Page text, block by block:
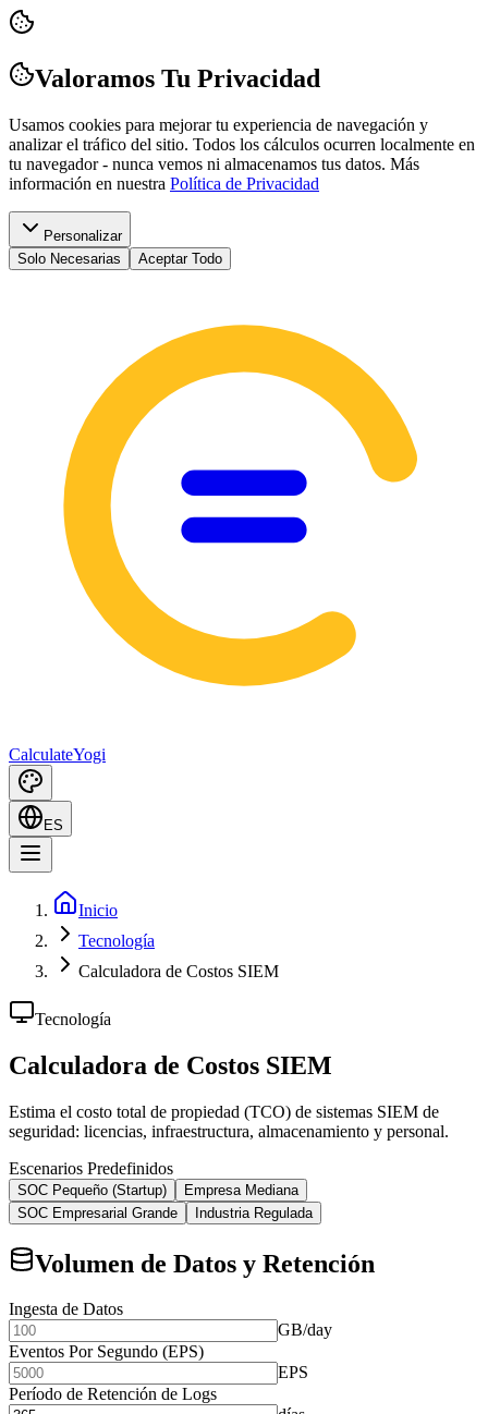
Valoramos Tu Privacidad
Usamos cookies para mejorar tu experiencia de navegación y
analizar el tráfico del sitio. Todos los cálculos ocurren localmente en
tu navegador - nunca vemos ni almacenamos tus datos. Más
información en nuestra Política de Privacidad
Personalizar
Solo Necesarias
Aceptar Todo
CalculateYogi
ES
Inicio
Tecnología
Calculadora de Costos SIEM
Tecnología
Calculadora de Costos SIEM
Estima el costo total de propiedad (TCO) de sistemas SIEM de
seguridad: licencias, infraestructura, almacenamiento y personal.
Escenarios Predefinidos
SOC Pequeño (Startup)
Empresa Mediana
SOC Empresarial Grande
Industria Regulada
Volumen de Datos y Retención
Ingesta de Datos
GB/day
Eventos Por Segundo (EPS)
EPS
Período de Retención de Logs